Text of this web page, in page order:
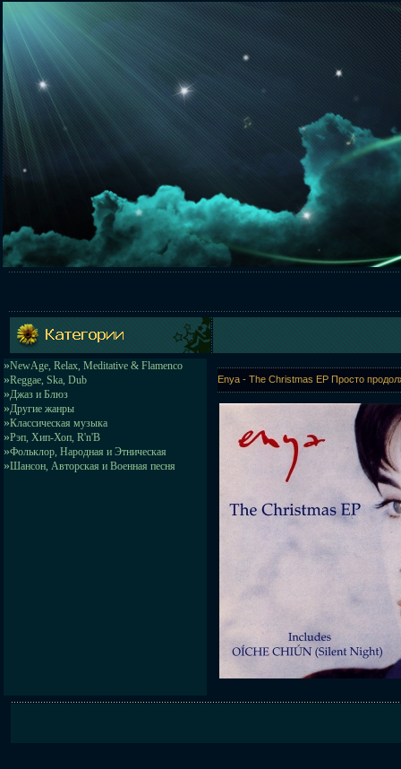
»NewAge, Relax, Meditative & Flamenco
»Reggae, Ska, Dub
»Джаз и Блюз
»Другие жанры
»Классическая музыка
»Рэп, Хип-Хоп, R'n'B
»Фольклор, Народная и Этническая
»Шансон, Авторская и Военная песня
Enya - The Christmas EP Просто